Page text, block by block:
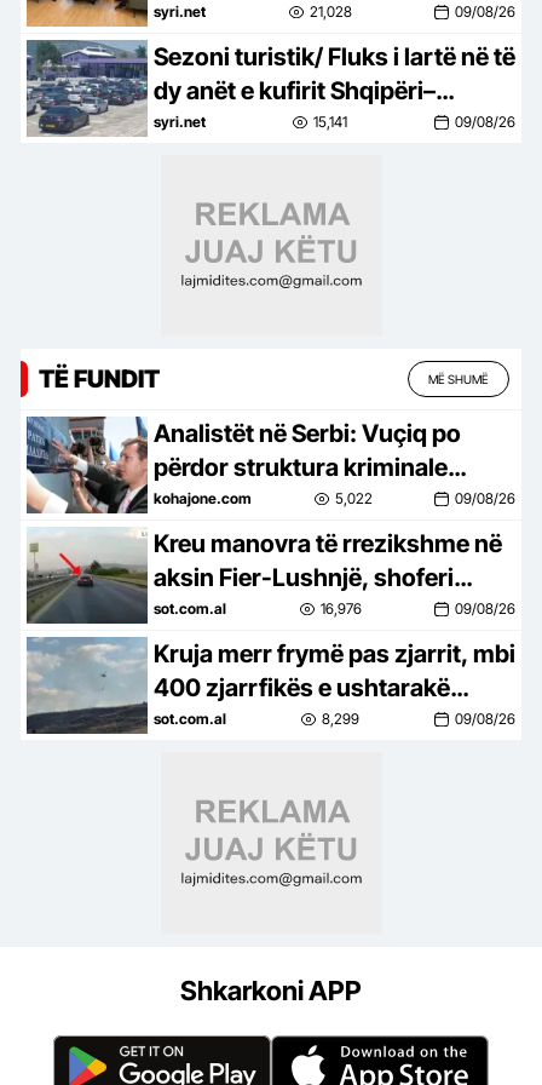
politike në Shqipëri dhe Kosovë
syri.net 21,028 09/08/26
Sezoni turistik/ Fluks i lartë në të
dy anët e kufirit Shqipëri–
Kosovë
syri.net 15,141 09/08/26
TË FUNDIT MË SHUMË
Analistët në Serbi: Vuçiq po
përdor struktura kriminale
parapolicore për të frikësuar
kundërshtarët
kohajone.com 5,022 09/08/26
Kreu manovra të rrezikshme në
aksin Fier-Lushnjë, shoferi
gjobitet me 60 mijë lekë pas
videos së publikuar në rrjet
sot.com.al 16,976 09/08/26
Kruja merr frymë pas zjarrit, mbi
400 zjarrfikës e ushtarakë
mbrojtën qytetin, banorët
sot.com.al 8,299 09/08/26
Shkarkoni APP